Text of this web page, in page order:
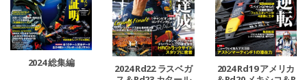
2024 総集編
2024 Rd22 ラスベガ
2024 Rd19 アメリカ